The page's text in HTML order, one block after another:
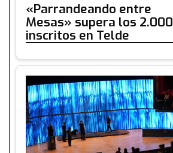
«Parrandeando entre
Mesas» supera los 2.000
inscritos en Telde